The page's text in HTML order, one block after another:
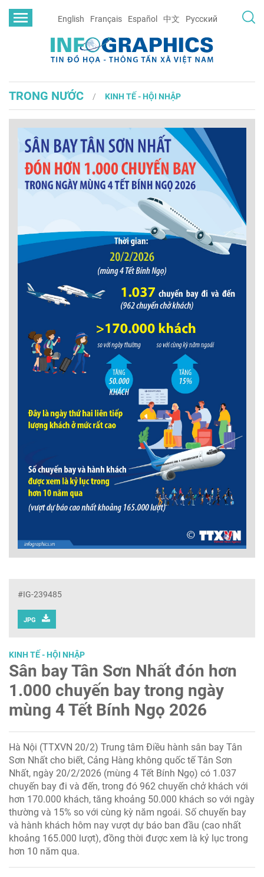
English Français Español 中文 Русский
TRONG NƯỚC KINH TẾ - HỘI NHẬP
#IG-239485
JPG
KINH TẾ - HỘI NHẬP
Sân bay Tân Sơn Nhất đón hơn
1.000 chuyến bay trong ngày
mùng 4 Tết Bính Ngọ 2026
Hà Nội (TTXVN 20/2) Trung tâm Điều hành sân bay Tân
Sơn Nhất cho biết, Cảng Hàng không quốc tế Tân Sơn
Nhất, ngày 20/2/2026 (mùng 4 Tết Bính Ngọ) có 1.037
chuyến bay đi và đến, trong đó 962 chuyến chở khách với
hơn 170.000 khách, tăng khoảng 50.000 khách so với ngày
thường và 15% so với cùng kỳ năm ngoái. Số chuyến bay
và hành khách hôm nay vượt dự báo ban đầu (cao nhất
khoảng 165.000 lượt), đồng thời được xem là kỷ lục trong
hơn 10 năm qua.